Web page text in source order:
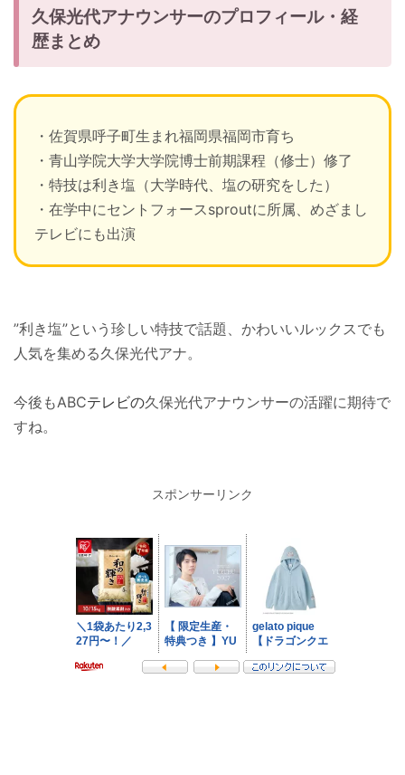
久保光代アナウンサーのプロフィール・経
歴まとめ
・佐賀県呼子町生まれ福岡県福岡市育ち
・青山学院大学大学院博士前期課程（修士）修了
・特技は利き塩（大学時代、塩の研究をした）
・在学中にセントフォースsproutに所属、めざまし
テレビにも出演
”利き塩”という珍しい特技で話題、かわいいルックスでも
人気を集める久保光代アナ。
今後もABCテレビの久保光代アナウンサーの活躍に期待で
すね。
スポンサーリンク